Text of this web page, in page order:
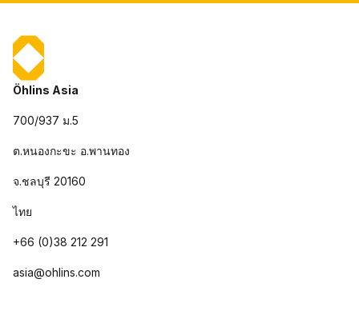
Öhlins Asia
700/937 ม.5
ต.หนองกะขะ อ.พานทอง
จ.ชลบุรี 20160
ไทย
+66 (0)38 212 291
asia@ohlins.com